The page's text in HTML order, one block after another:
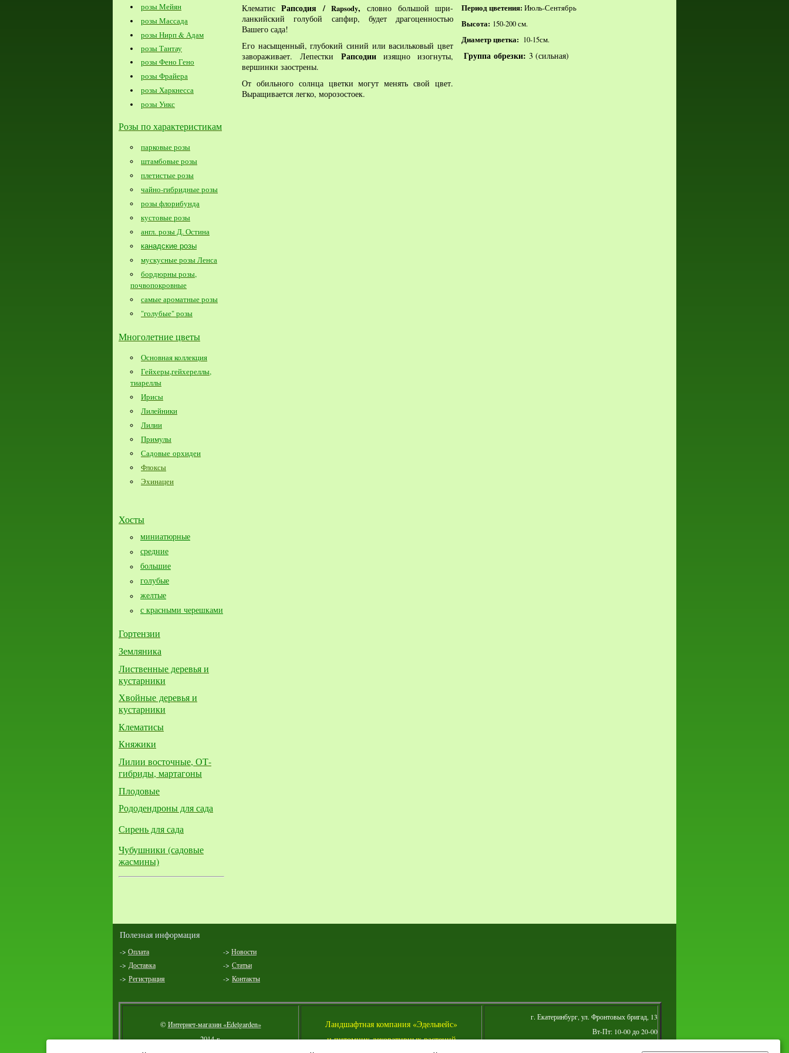
розы Мейян
розы Массада
розы Нирп & Адам
розы Тантау
розы Фено Гено
розы Фрайера
розы Харкнесса
розы Уикс
Розы по характеристикам
парковые розы
штамбовые розы
плетистые розы
чайно-гибридные розы
розы флорибунда
кустовые розы
англ. розы Д. Остина
канадские розы
мускусные розы Ленса
бордюрны розы,
почвопокровные
самые ароматные розы
"голубые" розы
Многолетние цветы
Основная коллекция
Гейхеры,гейхереллы,
тиареллы
Ирисы
Лилейники
Лилии
Примулы
Садовые орхидеи
Флоксы
Эхинацеи
Хосты
миниатюрные
средние
большие​
голубые
желтые
с красными черешками
Гортензии
Земляника
Лиственные деревья и
кустарники
Хвойные деревья и
кустарники
Клематисы
Княжики
Лилии восточные, ОТ-
гибриды, мартагоны
Плодовые
Рододендроны для сада
Сирень для сада
Чубушники (садовые
жасмины)
КлематисРапсодия /Rapsody,словно большой шри-
ланкийский голубой сапфир, будет драгоценностью
Вашего сада!
Его насыщенный, глубокий синий или васильковый цвет
завораживает. Лепестки Рапсодииизящно изогнуты,
вершинки заострены.
От обильного солнца цветки могут менять свой цвет.
Выращивается легко, морозостоек.
Период цветения: Июль-Сентябрь
Высота: 150-200 см.
Диаметр цветка: 10-15см.
Группа обрезки: 3 (сильная)
Полезная информация
-> Оплата -> Новости
-> Доставка -> Статьи
-> Регистрация -> Контакты
©Интернет-магазин «Edelgarden»
2014 г.
Ландшафтная компания «Эдельвейс»
и питомник декоративных растений
г. Екатеринбург, ул. Фронтовых бригад, 13
Вт-Пт: 10-00 до 20-00